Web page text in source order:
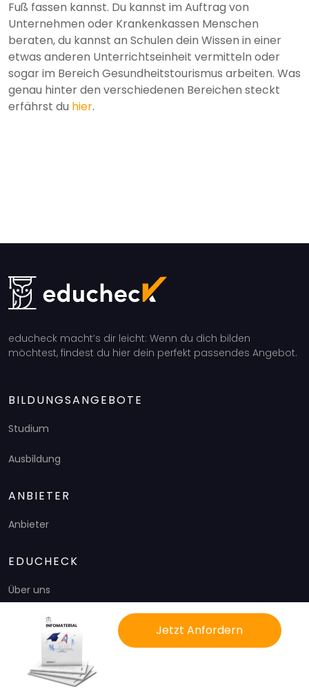
Fuß fassen kannst. Du kannst im Auftrag von
Unternehmen oder Krankenkassen Menschen
beraten, du kannst an Schulen dein Wissen in einer
etwas anderen Unterrichtseinheit vermitteln oder
sogar im Bereich Gesundheitstourismus arbeiten. Was
genau hinter den verschiedenen Bereichen steckt
erfährst du hier.
Jetzt Anfordern
educheck macht’s dir leicht: Wenn du dich bilden
möchtest, findest du hier dein perfekt passendes Angebot.
BILDUNGSANGEBOTE
Studium
Ausbildung
ANBIETER
Anbieter
EDUCHECK
Über uns
Mediadaten
Ratgeber